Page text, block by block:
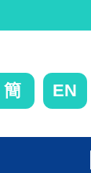
簡 EN